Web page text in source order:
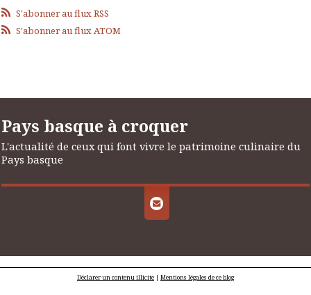
S'abonner au flux RSS
S'abonner au flux ATOM
Pays basque à croquer
L'actualité de ceux qui font vivre le patrimoine culinaire du
Pays basque
Déclarer un contenu illicite Mentions légales de ce blog